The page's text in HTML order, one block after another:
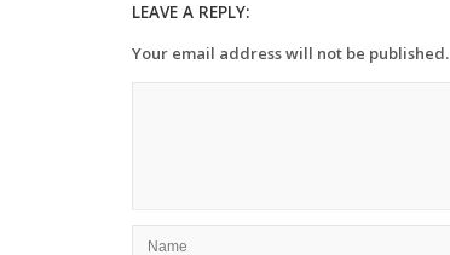
LEAVE A REPLY:
Your email address will not be published.